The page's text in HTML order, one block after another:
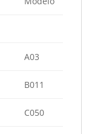
A03
B011
C050